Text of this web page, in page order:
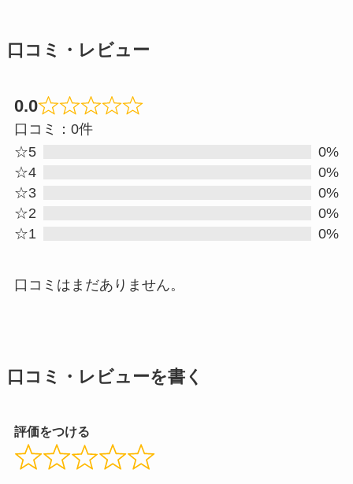
口コミ・レビュー
0.0
Rated
口コミ：0件
☆5
0%
☆4
0%
☆3
0%
☆2
0%
☆1
0%
口コミはまだありません。
口コミ・レビューを書く
評価をつける